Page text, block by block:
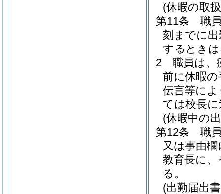
(休暇の取
第11条
職
刻までに
するとき
2
職員は、
前に休暇
伝言等に
ては校長
(休暇中の
第12条
職
又は事由
教育長に
る。
(出勤届出